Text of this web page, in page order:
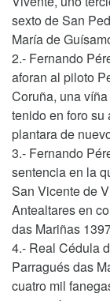
sexto de San
María de
2.- Fernando
aforan al piloto
Coruña, una
tenido en foro
plantara de
3.- Fernando
sentencia en la
San Vicente de
Antealtares en
das Mariñas
4.- Real Cédula
Parragués das
cuatro mil